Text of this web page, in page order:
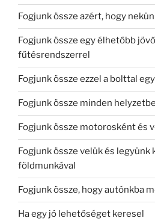
Fogjunk össze azért, hogy
Fogjunk össze egy élhetőbb
fűtésrendszerrel
Fogjunk össze ezzel a bolttal
Fogjunk össze minden
Fogjunk össze motorosként és
Fogjunk össze velük és legyünk
földmunkával
Fogjunk össze, hogy autónkba
Ha egy jó lehetőséget keresel